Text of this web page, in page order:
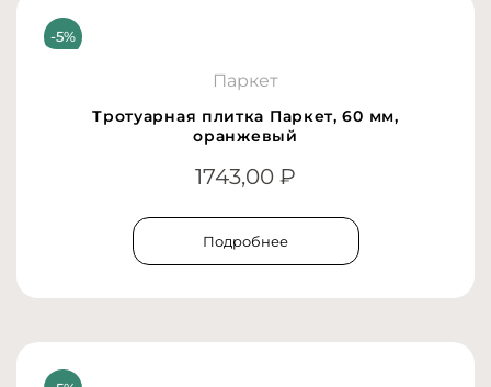
Паркет
Тротуарная плитка Паркет, 60 мм,
оранжевый
1743,00 ₽
Подробнее